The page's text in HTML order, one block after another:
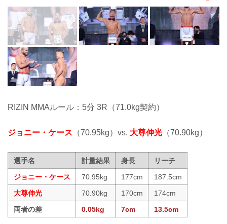
RIZIN MMAルール：5分 3R（71.0kg契約）
ジョニー・ケース （70.95kg）vs. 大尊伸光 （70.90kg）
選手名 計量結果 身長
リーチ
ジョニー・ケース
70.95kg 177cm
187.5cm
大尊伸光
70.90kg 170cm
174cm
両者の差
0.05kg 7cm 13.5cm